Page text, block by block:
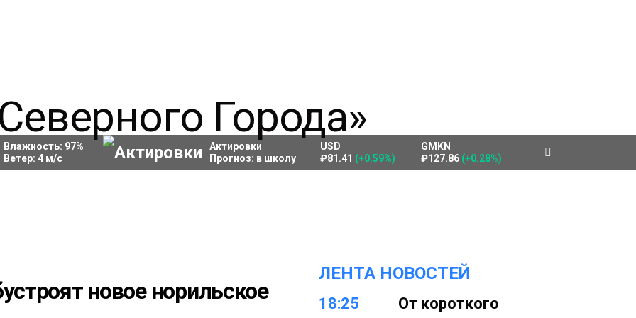
Влажность: 97%
Ветер: 4м/с
Актировки
Прогноз: в школу
USD
₽81.41 (+0.59%)
GMKN
₽127.86 (+0.28%)
новое норильское
ЛЕНТА НОВОСТЕЙ
18:25
От короткого